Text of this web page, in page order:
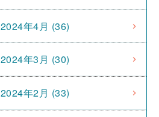
2024年4月 (36)
2024年3月 (30)
2024年2月 (33)